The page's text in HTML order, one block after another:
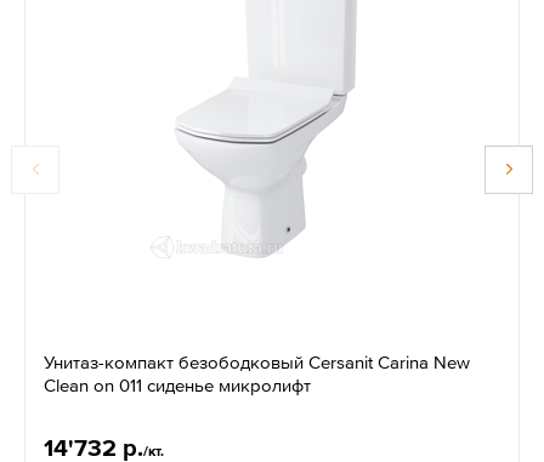
Унитаз-компакт безободковый Cersanit Carina New
Clean on 011 сиденье микролифт
14'732 р./кт.